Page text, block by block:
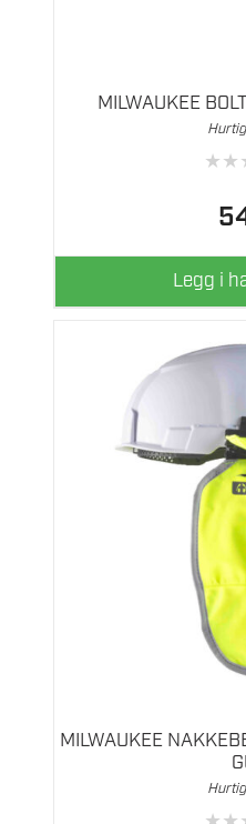
MILWAUKEE
★★
Legg i
MILWAUKEE